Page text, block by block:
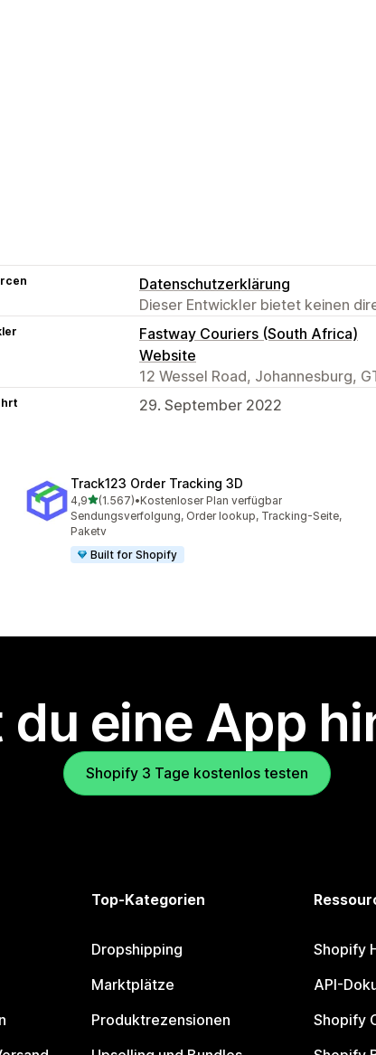
Datenschutzerklärung
Dieser Entwickler bietet keinen
Fastway Couriers (South Africa)
Website
12 Wessel Road, Johannesburg,
29. September 2022
Track123 Order Tracking 3D
4,9von 5 Sternen
(1.567)
1567 Rezensionen insgesamt
•Kostenloser Plan verfügbar
Sendungsverfolgung, Order lookup, Tracking-Seite,
Paketv
Built for Shopify
eine App
Shopify 3 Tage kostenlos testen
Top-Kategorien
Dropshipping
Marktplätze
Produktrezensionen
Shopify
API-
Shopify